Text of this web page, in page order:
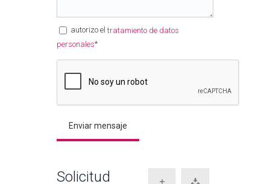
autorizo eltratamiento de datos
personales*
Solicitud